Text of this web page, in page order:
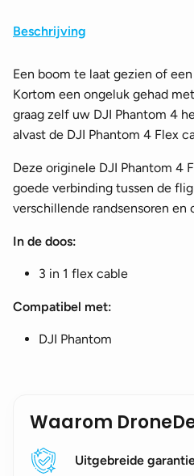
Beschrijving
Een boom te laat gezien of
Kortom een ongeluk gehad
graag zelf uw DJI Phantom 4
alvast de DJI Phantom 4 Flex
Deze originele DJI Phantom 4
goede verbinding tussen de
verschillende randsensoren en
In de doos:
3 in 1 flex cable
Compatibel met:
DJI Phantom
Waarom
Uitgebreide